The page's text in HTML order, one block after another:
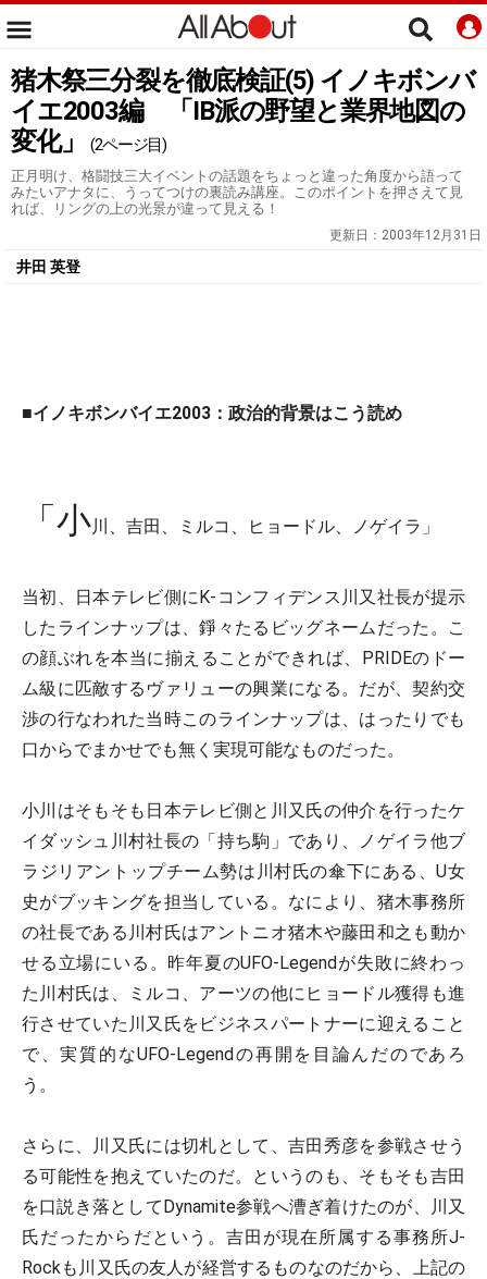
猪木祭三分裂を徹底検証(5) イノキボンバ
イエ2003編 「IB派の野望と業界地図の
変化」
(2ページ目)
正月明け、格闘技三大イベントの話題をちょっと違った角度から語って
みたいアナタに、うってつけの裏読み講座。このポイントを押さえて見
れば、リングの上の光景が違って見える！
更新日： 2003年12月31日
井田 英登
■イノキボンバイエ2003：政治的背景はこう読め
「小川、吉田、ミルコ、ヒョードル、ノゲイラ」
当初、日本テレビ側にK-コンフィデンス川又社長が提示
したラインナップは、錚々たるビッグネームだった。こ
の顔ぶれを本当に揃えることができれば、PRIDEのドー
ム級に匹敵するヴァリューの興業になる。だが、契約交
渉の行なわれた当時このラインナップは、はったりでも
口からでまかせでも無く実現可能なものだった。
小川はそもそも日本テレビ側と川又氏の仲介を行ったケ
イダッシュ川村社長の「持ち駒」であり、ノゲイラ他ブ
ラジリアントップチーム勢は川村氏の傘下にある、U女
史がブッキングを担当している。なにより、猪木事務所
の社長である川村氏はアントニオ猪木や藤田和之も動か
せる立場にいる。昨年夏のUFO-Legendが失敗に終わっ
た川村氏は、ミルコ、アーツの他にヒョードル獲得も進
行させていた川又氏をビジネスパートナーに迎えること
で、実質的なUFO-Legendの再開を目論んだのであろ
う。
さらに、川又氏には切札として、吉田秀彦を参戦させう
る可能性を抱えていたのだ。というのも、そもそも吉田
を口説き落としてDynamite参戦へ漕ぎ着けたのが、川又
氏だったからだという。吉田が現在所属する事務所J-
Rockも川又氏の友人が経営するものなのだから、上記の